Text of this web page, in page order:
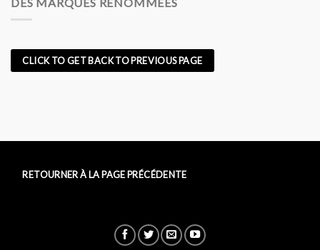
CLICK TO GET BACK TO PREVIOUS PAGE
RETOURNER À LA PAGE PRÉCÉDENTE